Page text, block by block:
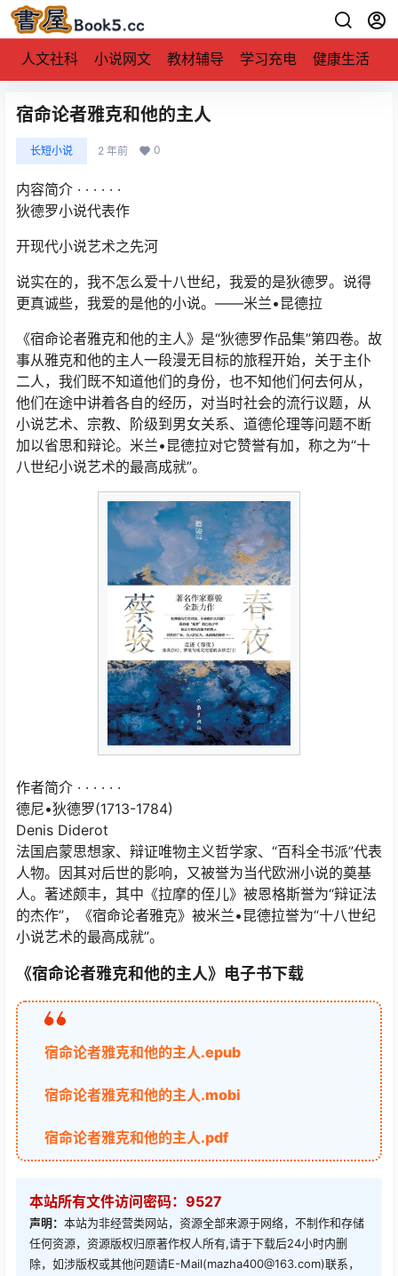
人文社科 小说网文 教材辅导 学习充电 健康生活
宿命论者雅克和他的主人
长短小说 2 年前 0
内容简介 · · · · · ·
狄德罗小说代表作
开现代小说艺术之先河
说实在的，我不怎么爱十八世纪，我爱的是狄德罗。说得
更真诚些，我爱的是他的小说。——米兰•昆德拉
《宿命论者雅克和他的主人》是“狄德罗作品集”第四卷。故
事从雅克和他的主人一段漫无目标的旅程开始，关于主仆
二人，我们既不知道他们的身份，也不知他们何去何从，
他们在途中讲着各自的经历，对当时社会的流行议题，从
小说艺术、宗教、阶级到男女关系、道德伦理等问题不断
加以省思和辩论。米兰•昆德拉对它赞誉有加，称之为“十
八世纪小说艺术的最高成就”。
作者简介 · · · · · ·
德尼•狄德罗(1713-1784)
Denis Diderot
法国启蒙思想家、辩证唯物主义哲学家、“百科全书派”代表
人物。因其对后世的影响，又被誉为当代欧洲小说的奠基
人。著述颇丰，其中《拉摩的侄儿》被恩格斯誉为“辩证法
的杰作”，《宿命论者雅克》被米兰•昆德拉誉为“十八世纪
小说艺术的最高成就”。
《宿命论者雅克和他的主人》电子书下载
宿命论者雅克和他的主人.epub
宿命论者雅克和他的主人.mobi
宿命论者雅克和他的主人.pdf
本站所有文件访问密码：9527
声明： 本站为非经营类网站，资源全部来源于网络，不制作和存储
任何资源，资源版权归原著作权人所有,请于下载后24小时内删
除，如涉版权或其他问题请E-Mail(mazha400@163.com)联系，